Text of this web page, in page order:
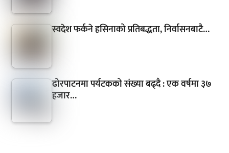
स्वदेश फर्कने हसिनाको प्रतिबद्धता, निर्वासनबाटै…
ढोरपाटनमा पर्यटकको संख्या बढ्दै : एक वर्षमा ३७
हजार…